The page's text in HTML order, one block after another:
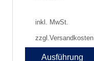
inkl. MwSt.
zzgl.Versandkosten
Ausführung